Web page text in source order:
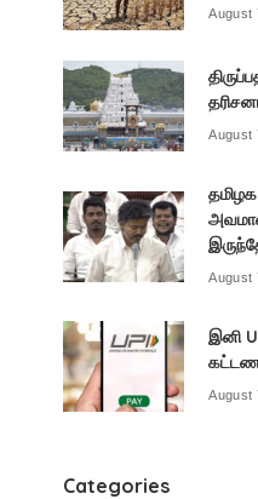
August
August
August
இனி
August
Categories